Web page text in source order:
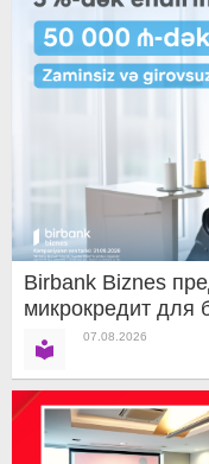
Birbank Biznes
микрокредит для
07.08.2026